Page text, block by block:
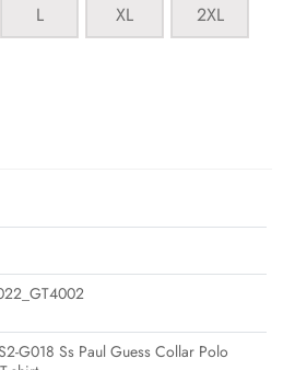
L XL 2XL
G018 Ss Paul Guess Collar Polo